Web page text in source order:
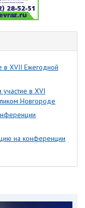
в XVII Ежегодной
в XVI
Новгороде
на конференции